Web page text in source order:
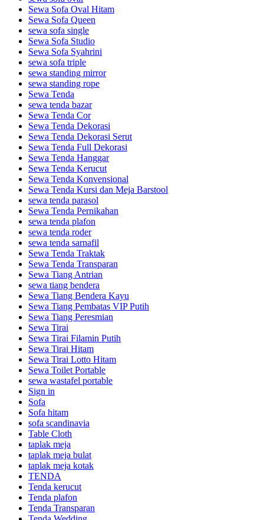
Sewa Sofa Oval Hitam
Sewa Sofa Queen
sewa sofa single
Sewa Sofa Studio
Sewa Sofa Syahrini
sewa sofa triple
sewa standing mirror
sewa standing rope
Sewa Tenda
sewa tenda bazar
Sewa Tenda Cor
Sewa Tenda Dekorasi
Sewa Tenda Dekorasi Serut
Sewa Tenda Full Dekorasi
Sewa Tenda Hanggar
Sewa Tenda Kerucut
Sewa Tenda Konvensional
Sewa Tenda Kursi dan Meja Barstool
sewa tenda parasol
Sewa Tenda Pernikahan
sewa tenda plafon
sewa tenda roder
sewa tenda sarnafil
Sewa Tenda Traktak
Sewa Tenda Transparan
Sewa Tiang Antrian
sewa tiang bendera
Sewa Tiang Bendera Kayu
Sewa Tiang Pembatas VIP Putih
Sewa Tiang Peresmian
Sewa Tirai
Sewa Tirai Filamin Putih
Sewa Tirai Hitam
Sewa Tirai Lotto Hitam
Sewa Toilet Portable
sewa wastafel portable
Sign in
Sofa
Sofa hitam
sofa scandinavia
Table Cloth
taplak meja
taplak meja bulat
taplak meja kotak
TENDA
Tenda kerucut
Tenda plafon
Tenda Transparan